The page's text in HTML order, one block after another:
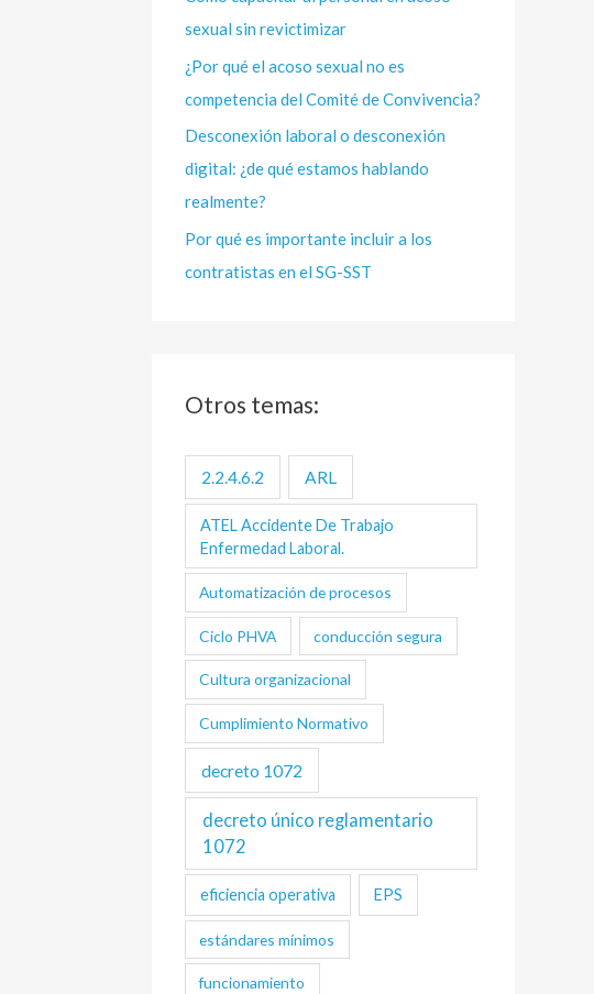
r
:
sexual sin revictimizar
¿Por qué el acoso sexual no es
competencia del Comité de Convivencia?
Desconexión laboral o desconexión
digital: ¿de qué estamos hablando
realmente?
Por qué es importante incluir a los
contratistas en el SG-SST
Otros temas:
2.2.4.6.2 ARL
ATEL Accidente De Trabajo
Enfermedad Laboral.
Automatización de procesos
Ciclo PHVA conducción segura
Cultura organizacional
Cumplimiento Normativo
decreto 1072
decreto único reglamentario
1072
eficiencia operativa EPS
estándares mínimos
funcionamiento